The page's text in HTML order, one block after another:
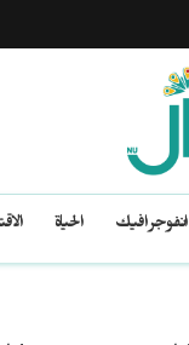
انفوجرافيك الحياة